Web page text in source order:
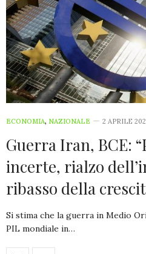
ECONOMIA, NAZIONALE 2 APRILE
Guerra Iran, BCE:
incerte, rialzo
ribasso della
Si stima che la guerra in Medio
PIL mondiale in…